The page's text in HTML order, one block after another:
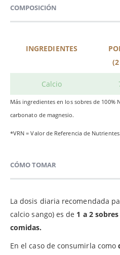
COMPOSICIÓN
INGREDIENTES
Calcio
Más ingredientes en los sobres de 100%
carbonato de magnesio.
*VRN = Valor de Referencia de Nutrientes.
CÓMO TOMAR
La dosis diaria recomendada
calcio sango) es de 1 a 2
comidas.
En el caso de consumirla como